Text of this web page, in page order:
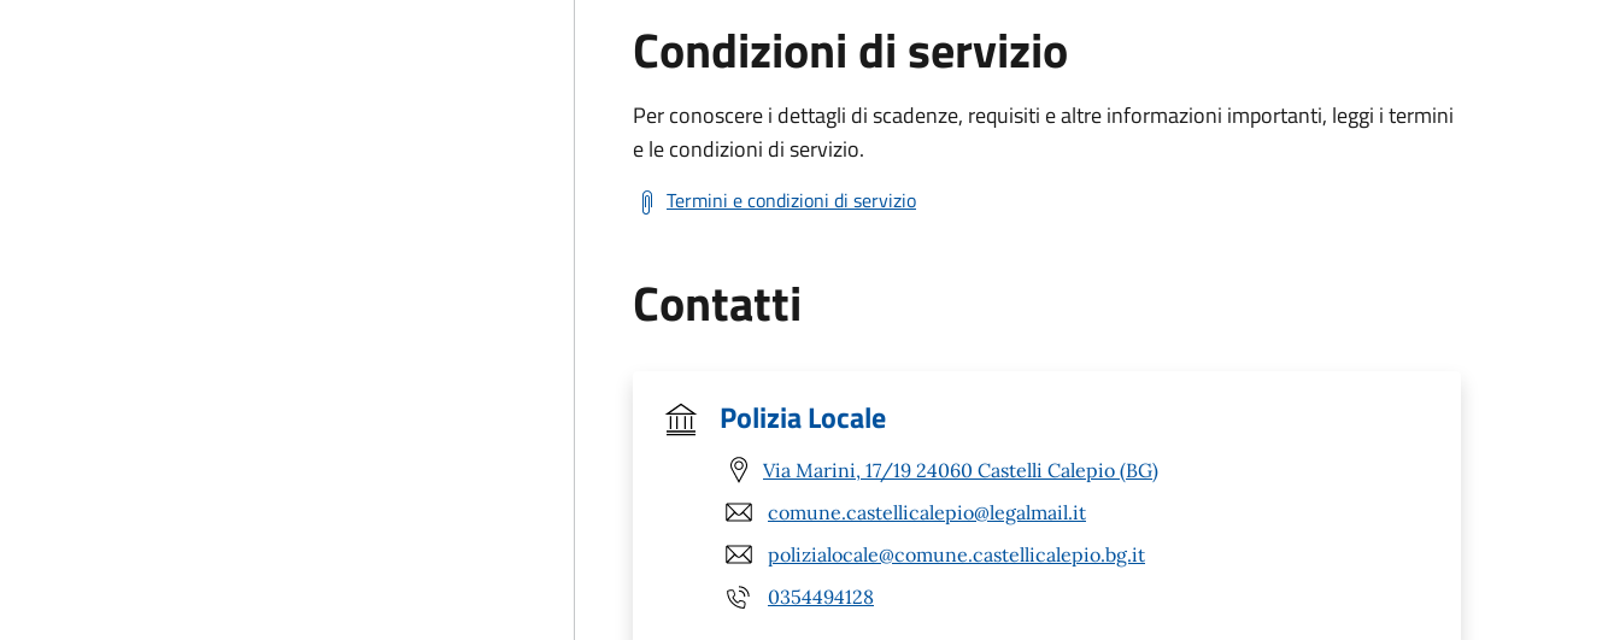
Condizioni di servizio
Per conoscere i dettagli di scadenze, requisiti e altre informazioni importanti, leggi i termini
e le condizioni di servizio.
Termini e condizioni di servizio
Contatti
Polizia Locale
Via Marini, 17/19 24060 Castelli Calepio (BG)
comune.castellicalepio@legalmail.it
polizialocale@comune.castellicalepio.bg.it
0354494128